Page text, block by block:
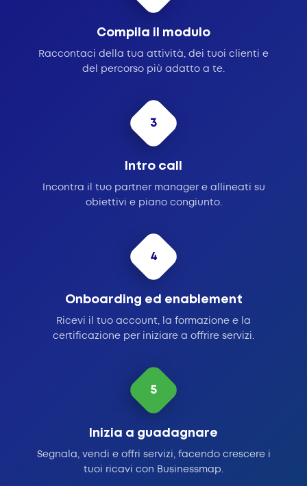
Compila il modulo
Raccontaci della tua attività, dei tuoi clienti e
del percorso più adatto a te.
3
Intro call
Incontra il tuo partner manager e allineati su
obiettivi e piano congiunto.
4
Onboarding ed enablement
Ricevi il tuo account, la formazione e la
certificazione per iniziare a offrire servizi.
5
Inizia a guadagnare
Segnala, vendi e offri servizi, facendo crescere i
tuoi ricavi con Businessmap.